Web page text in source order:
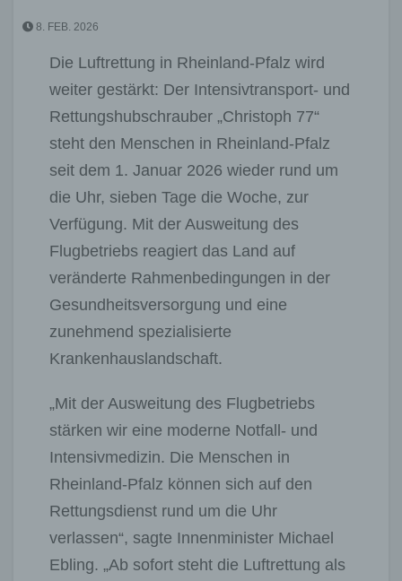
8. FEB. 2026
Die Luftrettung in Rheinland-Pfalz wird
weiter gestärkt: Der Intensivtransport- und
Rettungshubschrauber „Christoph 77“
steht den Menschen in Rheinland-Pfalz
seit dem 1. Januar 2026 wieder rund um
die Uhr, sieben Tage die Woche, zur
Verfügung. Mit der Ausweitung des
Flugbetriebs reagiert das Land auf
veränderte Rahmenbedingungen in der
Gesundheitsversorgung und eine
zunehmend spezialisierte
Krankenhauslandschaft.
„Mit der Ausweitung des Flugbetriebs
stärken wir eine moderne Notfall- und
Intensivmedizin. Die Menschen in
Rheinland-Pfalz können sich auf den
Rettungsdienst rund um die Uhr
verlassen“, sagte Innenminister Michael
Ebling. „Ab sofort steht die Luftrettung als